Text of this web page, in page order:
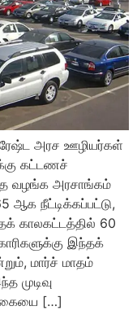
அரச ஊழியர்கள்
கட்டணச்
வழங்க அரசாங்கம்
ஆக நீட்டிக்கப்பட்டு,
காலகட்டத்தில் 60
இந்தக்
மார்ச் மாதம்
முடிவு
[…]